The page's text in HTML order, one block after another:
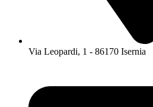
Via Leopardi, 1 - 86170 Isernia